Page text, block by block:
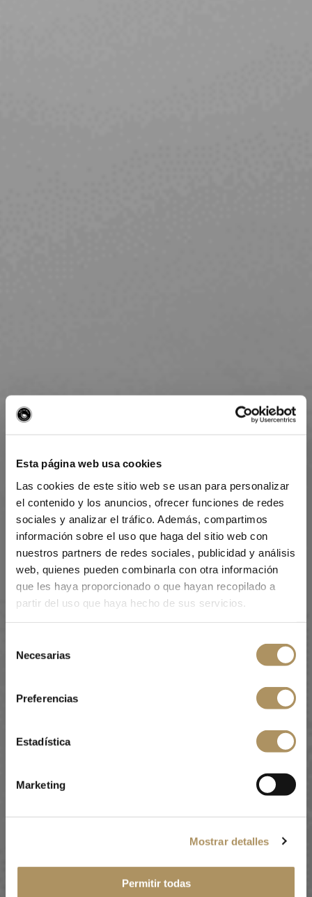
Esta página web usa cookies
Las cookies de este sitio web se usan para personalizar
el contenido y los anuncios, ofrecer funciones de redes
sociales y analizar el tráfico. Además, compartimos
información sobre el uso que haga del sitio web con
nuestros partners de redes sociales, publicidad y análisis
web, quienes pueden combinarla con otra información
que les haya proporcionado o que hayan recopilado a
partir del uso que haya hecho de sus servicios.
Necesarias
Preferencias
Estadística
Marketing
Mostrar detalles
Permitir todas